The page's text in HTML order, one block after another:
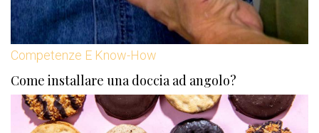
Competenze E Know-How
Come installare una doccia ad angolo?